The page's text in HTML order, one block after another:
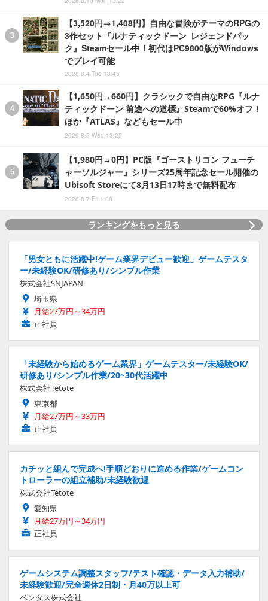
【3,520円→1,408円】自由な冒険がテーマのRPGの
3作セット『ルナティックドーン レジェンドパッ
ク』Steamセール中！初代はPC9800版がWindows
でプレイ可能
2026.8.4 Tue 13:45
【1,650円→660円】クラシックで自由なRPG『ルナ
ティックドーン 前途への道標』Steamで60%オフ！
ほか『ATLAS』などもセール中
2026.8.5 Wed 13:25
【1,980円→0円】PC版『ゴーストリコン フューチ
ャーソルジャー』シリーズ25周年記念セール開催の
Ubisoft Storeにて8月13日17時まで無料配布
2026.8.7 Fri 1:08
ランキングをもっと見る
「男女ともに活躍中!ゲーム業界デビュー歓迎」ゲームテスタ
ー/未経験OK/研修あり/シンプル作業
株式会社SNJAPAN
埼玉県
月給27万円～34万円
正社員
「未経験から始めるゲーム業界」ゲームテスター/未経験OK/
研修あり/シンプル作業/20~30代活躍中
株式会社Tetote
東京都
月給27万円～33万円
正社員
カチッと組んで完成へ!手順どおりに進める作業/ゲームコン
トローラーの組立補助/未経験歓迎
株式会社Tetote
愛知県
月給27万円～34万円
正社員
ゲームシステム調整スタッフ/テスト確認・データ入力補助/
未経験歓迎/完全週休2日制・月40万以上可
ベンタス株式会社